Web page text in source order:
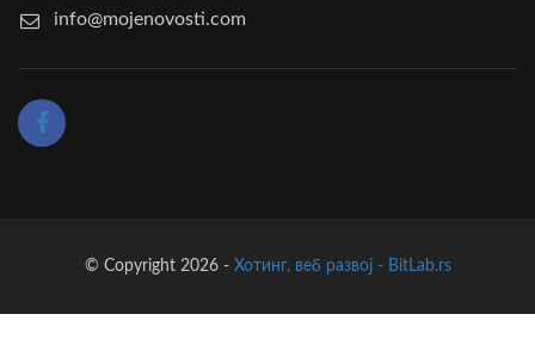
info@mojenovosti.com
© Copyright 2026 - Хотинг, веб развој - BitLab.rs